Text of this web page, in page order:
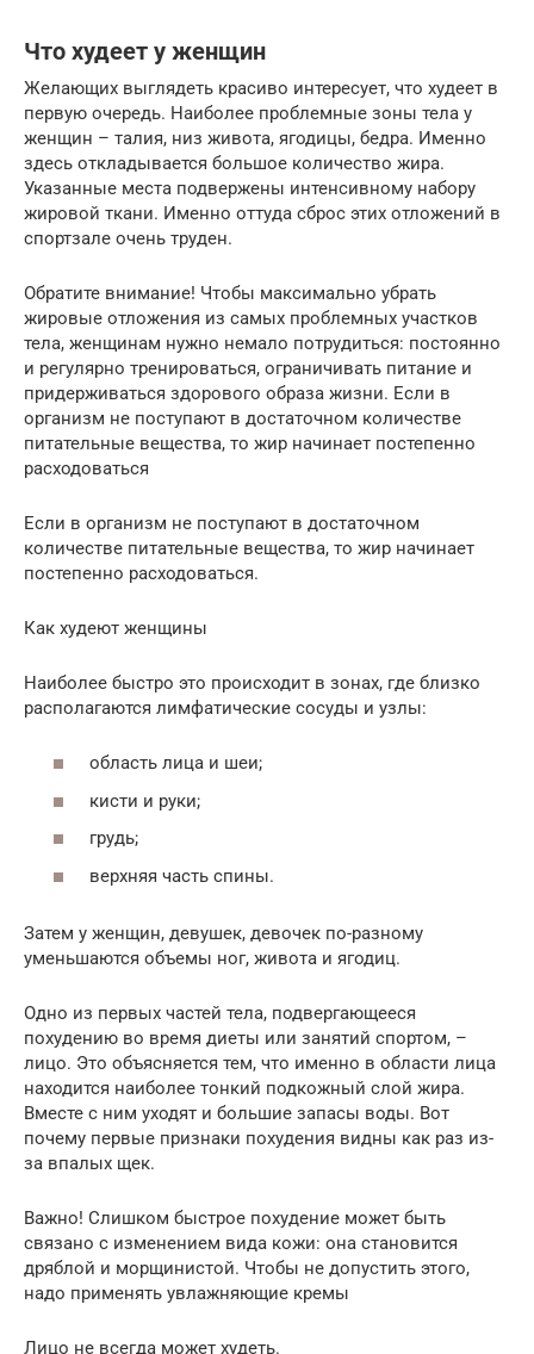
Что худеет у женщин
Желающих выглядеть красиво интересует, что худеет в
первую очередь. Наиболее проблемные зоны тела у
женщин – талия, низ живота, ягодицы, бедра. Именно
здесь откладывается большое количество жира.
Указанные места подвержены интенсивному набору
жировой ткани. Именно оттуда сброс этих отложений в
спортзале очень труден.
Обратите внимание! Чтобы максимально убрать
жировые отложения из самых проблемных участков
тела, женщинам нужно немало потрудиться: постоянно
и регулярно тренироваться, ограничивать питание и
придерживаться здорового образа жизни. Если в
организм не поступают в достаточном количестве
питательные вещества, то жир начинает постепенно
расходоваться
Если в организм не поступают в достаточном
количестве питательные вещества, то жир начинает
постепенно расходоваться.
Как худеют женщины
Наиболее быстро это происходит в зонах, где близко
располагаются лимфатические сосуды и узлы:
область лица и шеи;
кисти и руки;
грудь;
верхняя часть спины.
Затем у женщин, девушек, девочек по-разному
уменьшаются объемы ног, живота и ягодиц.
Одно из первых частей тела, подвергающееся
похудению во время диеты или занятий спортом, –
лицо. Это объясняется тем, что именно в области лица
находится наиболее тонкий подкожный слой жира.
Вместе с ним уходят и большие запасы воды. Вот
почему первые признаки похудения видны как раз из-
за впалых щек.
Важно! Слишком быстрое похудение может быть
связано с изменением вида кожи: она становится
дряблой и морщинистой. Чтобы не допустить этого,
надо применять увлажняющие кремы
Лицо не всегда может худеть.